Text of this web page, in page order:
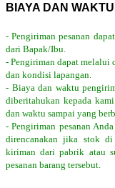
BIAYA DAN
- Pengiriman pesanan
dari Bapak/Ibu.
- Pengiriman dapat melalui
dan kondisi lapangan.
- Biaya dan waktu
diberitahukan kepada
dan waktu sampai yang
- Pengiriman pesanan
direncanakan jika stok
kiriman dari pabrik atau
pesanan barang tersebut.